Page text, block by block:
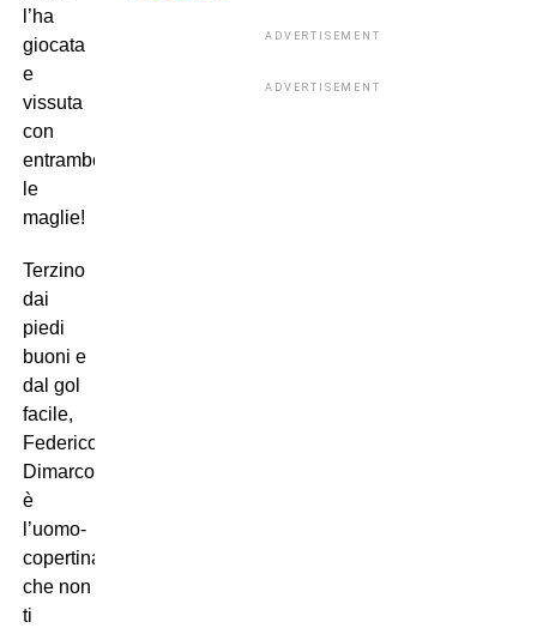
l’ha
giocata
e
vissuta
con
entrambe
le
maglie!
Terzino
dai
piedi
buoni e
dal gol
facile,
Federico
Dimarco
è
l’uomo-
copertina
che non
ti
ADVERTISEMENT
ADVERTISEMENT